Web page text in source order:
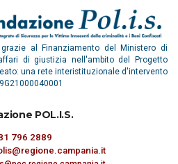
al Finanziamento del Ministero di
di giustizia nell'ambito del Progetto
una rete interistituzionale d'intervento
POL.I.S.
796 2889